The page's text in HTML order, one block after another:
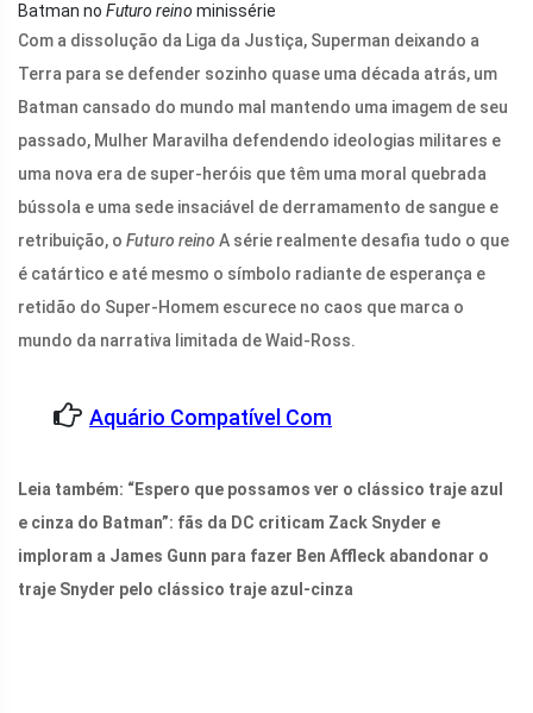
Batman no Futuro reino minissérie
Com a dissolução da Liga da Justiça, Superman deixando a
Terra para se defender sozinho quase uma década atrás, um
Batman cansado do mundo mal mantendo uma imagem de seu
passado, Mulher Maravilha defendendo ideologias militares e
uma nova era de super-heróis que têm uma moral quebrada
bússola e uma sede insaciável de derramamento de sangue e
retribuição, o Futuro reino A série realmente desafia tudo o que
é catártico e até mesmo o símbolo radiante de esperança e
retidão do Super-Homem escurece no caos que marca o
mundo da narrativa limitada de Waid-Ross.
Aquário Compatível Com
Leia também: “Espero que possamos ver o clássico traje azul
e cinza do Batman”: fãs da DC criticam Zack Snyder e
imploram a James Gunn para fazer Ben Affleck abandonar o
traje Snyder pelo clássico traje azul-cinza